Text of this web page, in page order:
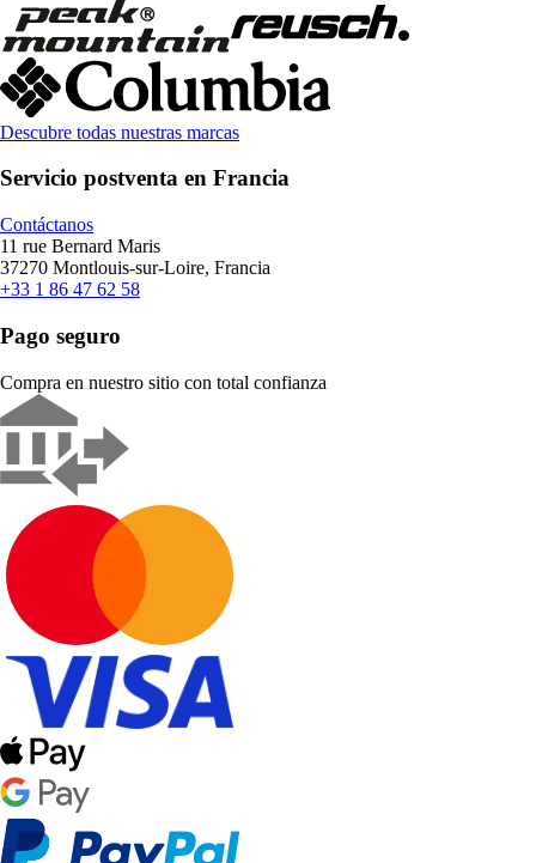
Descubre todas nuestras marcas
Servicio postventa en Francia
Contáctanos
11 rue Bernard Maris
37270 Montlouis-sur-Loire, Francia
+33 1 86 47 62 58
Pago seguro
Compra en nuestro sitio con total confianza